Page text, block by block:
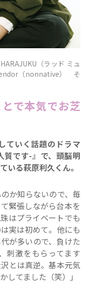
（ラッド ミュ
（nonnative） そ
で本気でお芝
ていく話題のドラマ
質です-』で、頭脳明
いる萩原利久くん。
か知らないので、毎
緊張しながら台本を
はプライベートでも
実は初めて。他にも
が多いので、負けた
刺激をもらってます
とは真逆。基本元気
してました（笑）」